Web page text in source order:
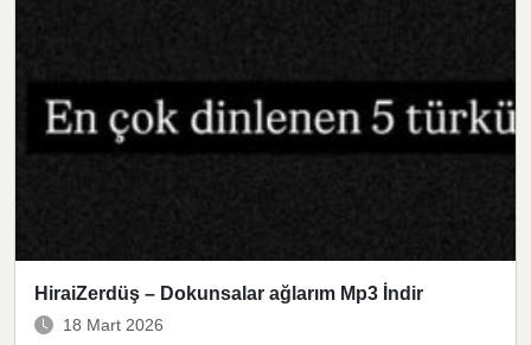
HiraiZerdüş – Dokunsalar ağlarım Mp3 İndir
18 Mart 2026